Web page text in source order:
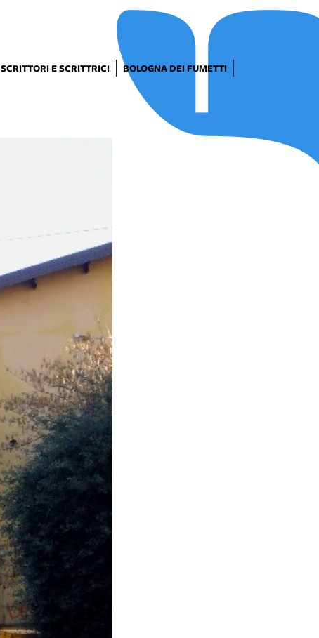
SCRITTORI E SCRITTRICI
BOLOGNA DEI FUMETTI